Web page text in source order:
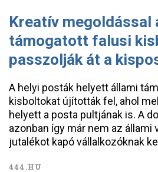
Kreatív megoldással
támogatott falusi
passzolják át a
A helyi posták helyett állami
kisboltokat újították fel, ahol
helyett a posta pultjának is. A
azonban így már nem az állami
jutalékot kapó vállalkozóknak
444.HU